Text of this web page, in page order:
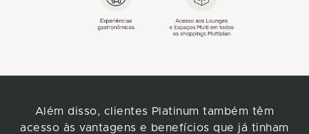
Além disso, clientes Platinum também têm
acesso às vantagens e benefícios que já tinham